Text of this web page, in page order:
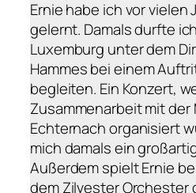
Ernie habe ich vor vielen
gelernt. Damals durfte
Luxemburg unter dem
Hammes bei einem
begleiten. Ein Konzert,
Zusammenarbeit mit der
Echternach organisiert
mich damals ein
Außerdem spielt Ernie
dem Zilvester Orchester